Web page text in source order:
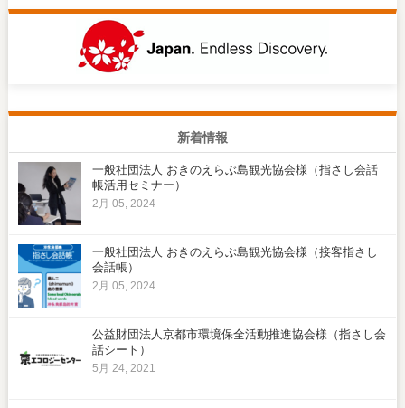
新着情報
一般社団法人 おきのえらぶ島観光協会様（指さし会話
帳活用セミナー）
2月 05, 2024
一般社団法人 おきのえらぶ島観光協会様（接客指さし
会話帳）
2月 05, 2024
公益財団法人京都市環境保全活動推進協会様（指さし会
話シート）
5月 24, 2021